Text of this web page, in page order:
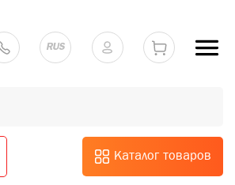
Каталог товаров
RUS